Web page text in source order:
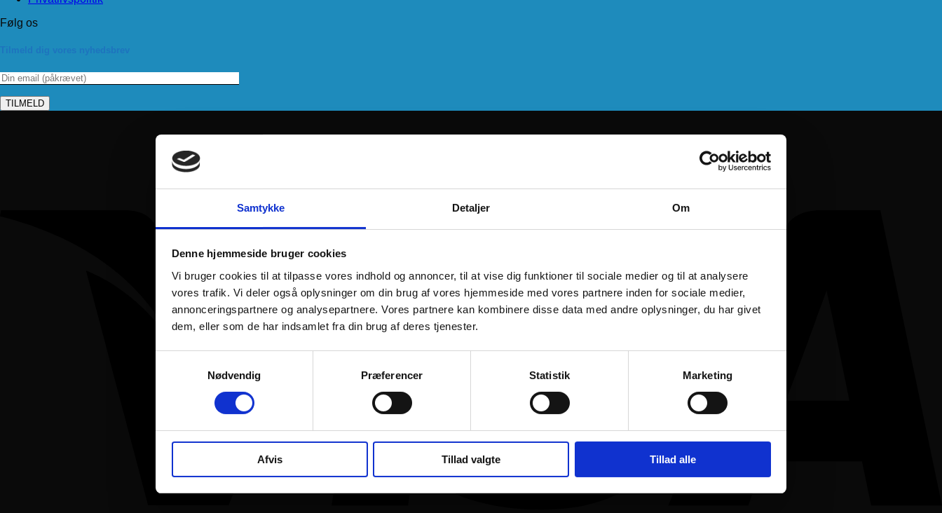
Samtykke Detaljer Om
Denne hjemmeside bruger cookies
Vi bruger cookies til at tilpasse vores indhold og annoncer, til at vise dig funktioner til sociale medier og til at analysere
vores trafik. Vi deler også oplysninger om din brug af vores hjemmeside med vores partnere inden for sociale medier,
annonceringspartnere og analysepartnere. Vores partnere kan kombinere disse data med andre oplysninger, du har givet
dem, eller som de har indsamlet fra din brug af deres tjenester.
Nødvendig
Præferencer Statistik Marketing
Afvis Tillad valgte Tillad alle
Følg os
Tilmeld dig vores nyhedsbrev